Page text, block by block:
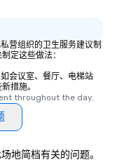
营组织的卫生服务建议制
定这些做法：
会议室、餐厅、电梯站
措施。
throughout the day.
地简档有关的问题。